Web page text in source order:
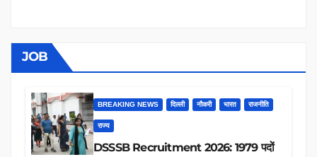
JOB
BREAKING NEWS दिल्ली नौकरी भारत राजनीति
राज्य
DSSSB Recruitment 2026: 1979 पदों